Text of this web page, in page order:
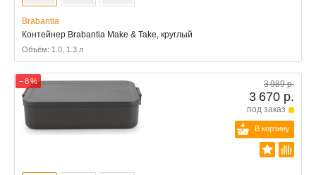
Brabantia
Контейнер Brabantia Make & Take, круглый
Объём: 1.0, 1.3 л
− 8 % 3 989 р.
3 670 р.
под заказ
В корзину